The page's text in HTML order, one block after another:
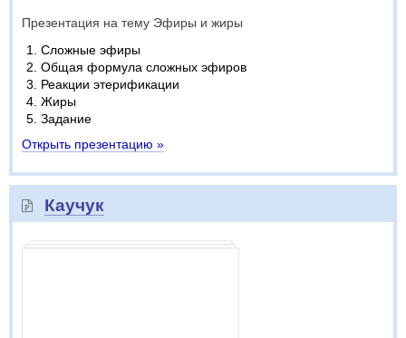
Презентация на тему Эфиры и жиры
Сложные эфиры
Общая формула сложных эфиров
Реакции этерификации
Жиры
Задание
Открыть презентацию »
Каучук